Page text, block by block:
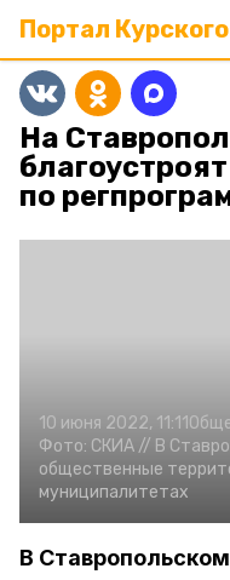
Портал
На
по
10 июня 2022, 11:11
Фото: СКИА // В
общественные
муниципалитетах
В